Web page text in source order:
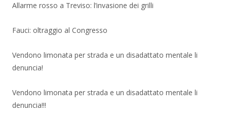
Allarme rosso a Treviso: l’invasione dei grilli
Fauci: oltraggio al Congresso
Vendono limonata per strada e un disadattato mentale li
denuncia!
Vendono limonata per strada e un disadattato mentale li
denuncia!!!